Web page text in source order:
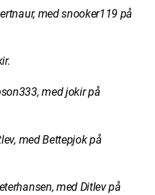
med snooker119 på
med jokir på
med Bettepjok på
med Ditlev på